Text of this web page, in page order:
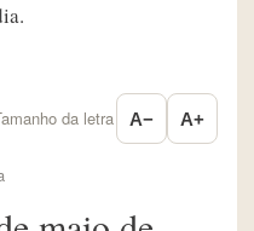
da letra A− A+